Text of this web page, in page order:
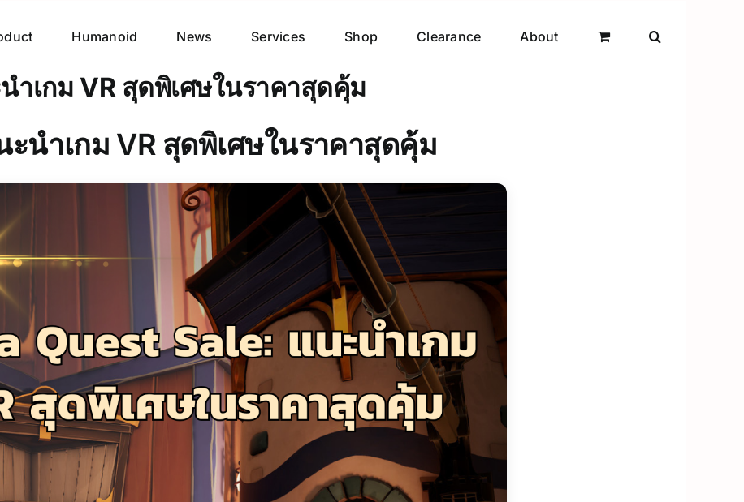
Humanoid News Services Shop Clearance About
ำเกม VR สุดพิเศษในราคาสุดคุ้ม
นำเกม VR สุดพิเศษในราคาสุดคุ้ม